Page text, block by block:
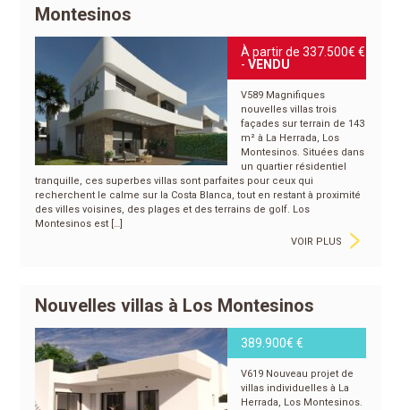
Montesinos
À partir de 337.500€ €
VENDU
V589 Magnifiques
nouvelles villas trois
façades sur terrain de 143
m² à La Herrada, Los
Montesinos. Situées dans
un quartier résidentiel
tranquille, ces superbes villas sont parfaites pour ceux qui
recherchent le calme sur la Costa Blanca, tout en restant à proximité
des villes voisines, des plages et des terrains de golf. Los
Montesinos est […]
VOIR PLUS
>
Nouvelles villas à Los Montesinos
389.900€ €
V619 Nouveau projet de
villas individuelles à La
Herrada, Los Montesinos.